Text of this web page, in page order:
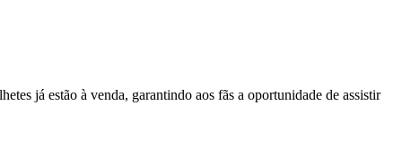
já estão à venda, garantindo aos fãs a oportunidade de assistir